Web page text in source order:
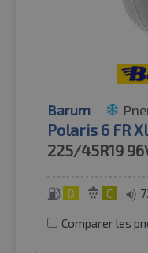
Barum
Polaris 6 FR
225/45R19
D C
Comparer les